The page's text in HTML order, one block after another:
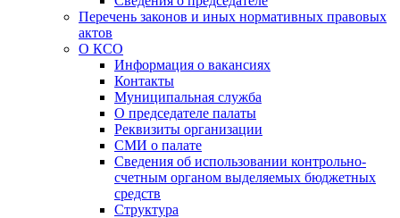
Перечень законов и иных нормативных правовых
актов
О КСО
Информация о вакансиях
Контакты
Муниципальная служба
О председателе палаты
Реквизиты организации
СМИ о палате
Сведения об использовании контрольно-
счетным органом выделяемых бюджетных
средств
Структура